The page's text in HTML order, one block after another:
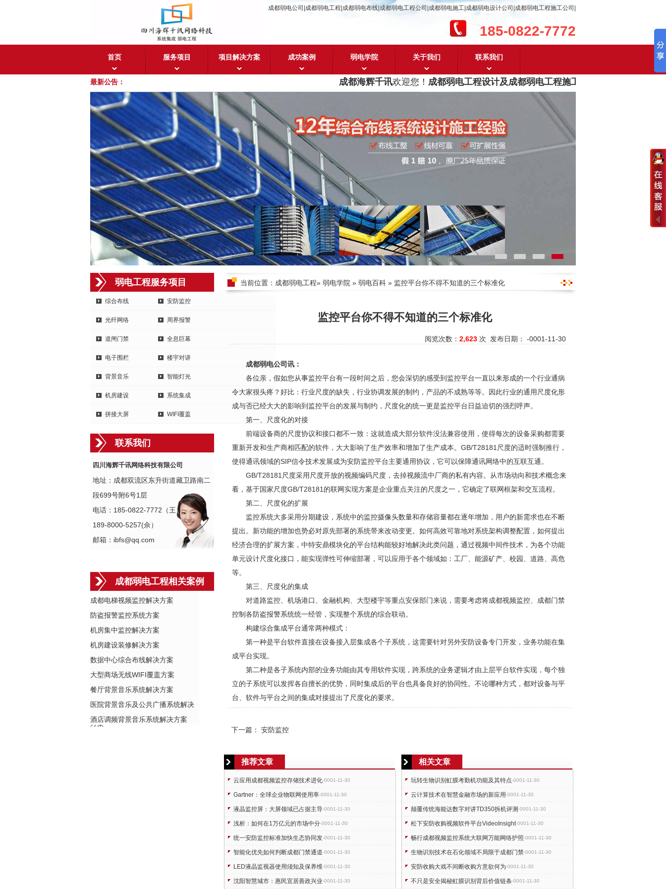
成都弱电公司|成都弱电工程|成都弱电布线|成都弱电工程公司|成都弱电施工|成都弱电设计公司|成都弱电工程施工公司|
185-0822-7772
首页 服务项目 项目解决方案 成功案例 弱电学院 关于我们 联系我们
最新公告： 成都海辉千讯欢迎您！成都弱电工程设计及成都弱电工程施工，含
弱电工程服务项目
综合布线 安防监控
光纤网络 周界报警
道闸门禁 全息巨幕
电子围栏 楼宇对讲
背景音乐 智能灯光
机房建设 系统集成
拼接大屏 WIFI覆盖
联系我们
四川海辉千讯网络科技有限公司
地址：成都双流区东升街道藏卫路南二
段699号附6号1层
电话：185-0822-7772（王）
189-8000-5257(佘）
邮箱：ibfs@qq.com
成都弱电工程相关案例
成都电梯视频监控解决方案
防盗报警监控系统方案
机房集中监控解决方案
机房建设装修解决方案
数据中心综合布线解决方案
大型商场无线WIFI覆盖方案
餐厅背景音乐系统解决方案
医院背景音乐及公共广播系统解决
方案
酒店调频背景音乐系统解决方案
当前位置： 成都弱电工程» 弱电学院 » 弱电百科 » 监控平台你不得不知道的三个标准化
监控平台你不得不知道的三个标准化
阅览次数： 2,623 次 发布日期： -0001-11-30
成都弱电公司讯：
各位亲，假如您从事监控平台有一段时间之后，您会深切的感受到监控平台一直以来形成的一个行业通病
令大家很头疼？好比：行业尺度的缺失，行业协调发展的制约，产品的不成熟等等。因此行业的通用尺度化形
成与否已经大大的影响到监控平台的发展与制约，尺度化的统一更是监控平台日益迫切的强烈呼声。
第一、尺度化的对接
前端设备商的尺度协议和接口都不一致：这就造成大部分软件没法兼容使用，使得每次的设备采购都需要
重新开发和生产商相匹配的软件，大大影响了生产效率和增加了生产成本。GB/T28181尺度的适时强制推行，
使得通讯领域的SIP信令技术发展成为安防监控平台主要通用协议，它可以保障通讯网络中的互联互通。
GB/T28181尺度采用尺度开放的视频编码尺度，去掉视频流中厂商的私有内容。从市场动向和技术概念来
看，基于国家尺度GB/T28181的联网实现方案是企业重点关注的尺度之一，它确定了联网框架和交互流程。
第二、尺度化的扩展
监控系统大多采用分期建设，系统中的监控摄像头数量和存储容量都在逐年增加，用户的新需求也在不断
提出。新功能的增加也势必对原先部署的系统带来改动变更。如何高效可靠地对系统架构调整配置，如何提出
经济合理的扩展方案，中特安鼎模块化的平台结构能较好地解决此类问题，通过视频中间件技术，为各个功能
单元设计尺度化接口，能实现弹性可伸缩部署，可以应用于各个领域如：工厂、能源矿产、校园、道路、高危
等。
第三、尺度化的集成
对道路监控、机场港口、金融机构、大型楼宇等重点安保部门来说，需要考虑将成都视频监控 、成都门禁
控制各防盗报警系统统一经管，实现整个系统的综合联动。
构建综合集成平台通常两种模式：
第一种是平台软件直接在设备接入层集成各个子系统，这需要针对另外安防设备专门开发，业务功能在集
成平台实现。
第二种是各子系统内部的业务功能由其专用软件实现，跨系统的业务逻辑才由上层平台软件实现，每个独
立的子系统可以发挥各自擅长的优势，同时集成后的平台也具备良好的协同性。不论哪种方式，都对设备与平
台、软件与平台之间的集成对接提出了尺度化的要求。
下一篇： 安防监控
推荐文章
云应用成都视频监控存储技术进化-0001-11-30
Gartner：全球企业物联网使用率-0001-11-30
液晶监控屏：大屏领域已占据主导-0001-11-30
浅析：如何在1万亿元的市场中分-0001-11-30
统一安防监控标准加快生态协同发-0001-11-30
智能化优先如何判断成都门禁通道-0001-11-30
LED液晶监视器使用须知及保养维-0001-11-30
沈阳智慧城市：惠民宜居善政兴业-0001-11-30
相关文章
玩转生物识别虹膜考勤机功能及其特点-0001-11-30
云计算技术在智慧金融市场的新应用-0001-11-30
颠覆传统海能达数字对讲TD350拆机评测-0001-11-30
松下安防收购视频软件平台VideoInsight-0001-11-30
畅行成都视频监控系统大联网万能网络护照-0001-11-30
生物识别技术在石化领域不局限于成都门禁-0001-11-30
安防收购大戏不间断收购方意欲何为-0001-11-30
不只是安全揭秘虹膜识别背后价值链条-0001-11-30